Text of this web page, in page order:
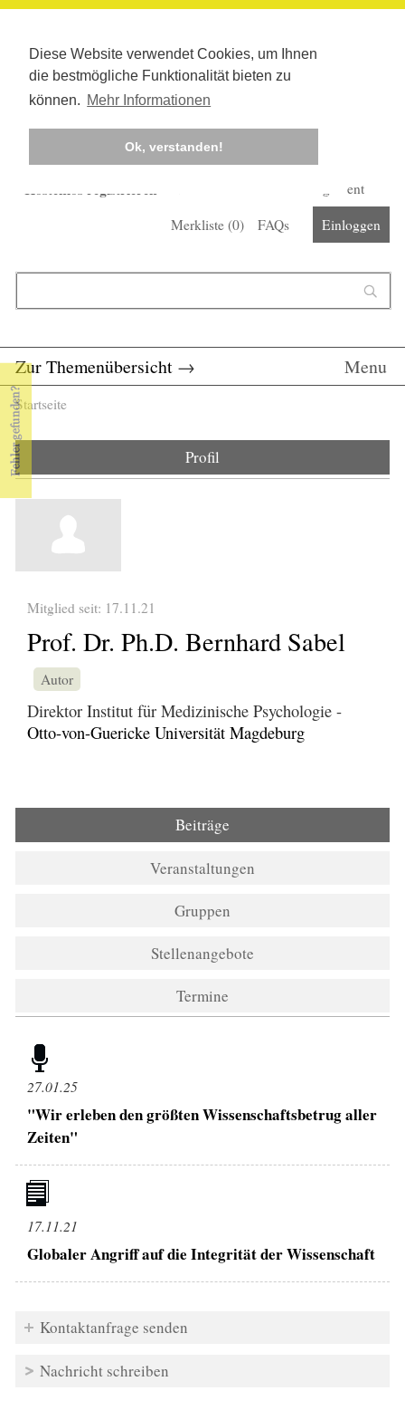
Diese Website verwendet Cookies, um Ihnen
die bestmögliche Funktionalität bieten zu
können. Mehr Informationen
Ok, verstanden!
Kostenlos registrieren
Corona-Management
Merkliste (0) FAQs Einloggen
Zur Themenübersicht → Menu
Sie sind hier
Startseite
Profil
Mitglied seit: 17.11.21
Prof. Dr. Ph.D. Bernhard Sabel
Autor
Direktor Institut für Medizinische Psychologie -
Otto-von-Guericke Universität Magdeburg
Beiträge
Veranstaltungen
Gruppen
Stellenangebote
Termine
27.01.25
"Wir erleben den größten Wissenschaftsbetrug aller
Zeiten"
17.11.21
Globaler Angriff auf die Integrität der Wissenschaft
Kontaktanfrage senden
Nachricht schreiben